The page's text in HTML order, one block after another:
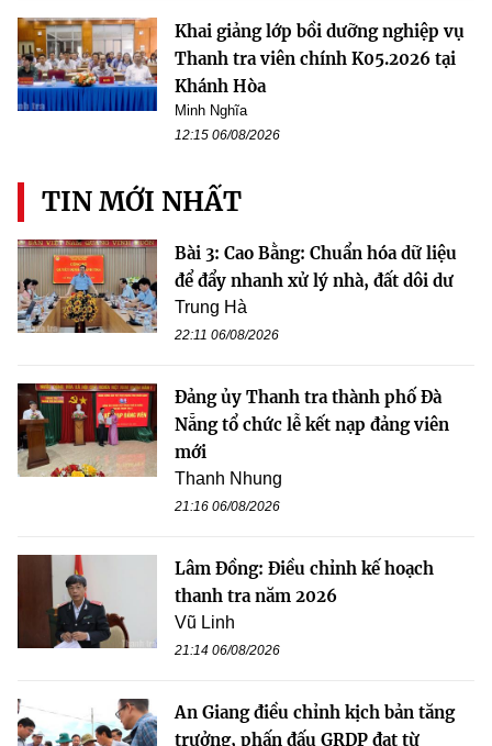
Khai giảng lớp bồi dưỡng nghiệp vụ
Thanh tra viên chính K05.2026 tại
Khánh Hòa
Minh Nghĩa
12:15 06/08/2026
TIN MỚI NHẤT
Bài 3: Cao Bằng: Chuẩn hóa dữ liệu
để đẩy nhanh xử lý nhà, đất dôi dư
Trung Hà
22:11 06/08/2026
Đảng ủy Thanh tra thành phố Đà
Nẵng tổ chức lễ kết nạp đảng viên
mới
Thanh Nhung
21:16 06/08/2026
Lâm Đồng: Điều chỉnh kế hoạch
thanh tra năm 2026
Vũ Linh
21:14 06/08/2026
An Giang điều chỉnh kịch bản tăng
trưởng, phấn đấu GRDP đạt từ